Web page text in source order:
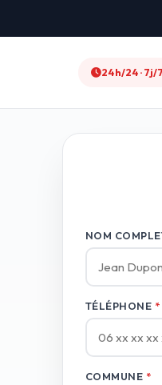
24h/24 · 7j/7
NOM
TÉLÉPHONE *
COMMUNE *